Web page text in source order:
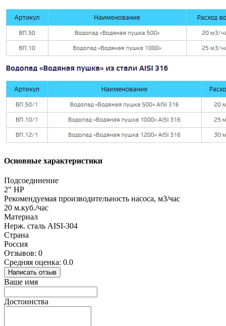
Основные характеристики
Подсоединение
2" НР
Рекомендуемая производительность насоса, м3/час
20 м.куб./час
Материал
Нерж. cталь AISI-304
Страна
Россия
Отзывов: 0
Средняя оценка: 0.0
Написать отзыв
Ваше имя
Достоинства